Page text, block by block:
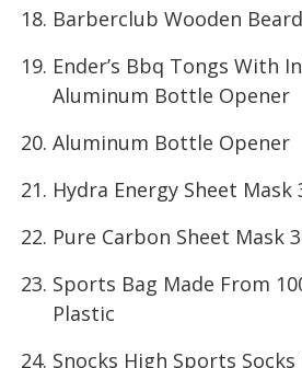
Barberclub Wooden
Ender’s Bbq Tongs With
Aluminum Bottle Opener
Aluminum Bottle Opener
Hydra Energy Sheet Mask
Pure Carbon Sheet Mask
Sports Bag Made From
Plastic
Snocks High Sports